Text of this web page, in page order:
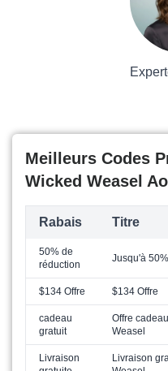
Meilleurs Codes
Wicked Weasel
Rabais Titre
50% de
réduction
Jusqu'à
$134 Offre $134 Offre
cadeau
gratuit
Offre
Weasel
Livraison
Livraison